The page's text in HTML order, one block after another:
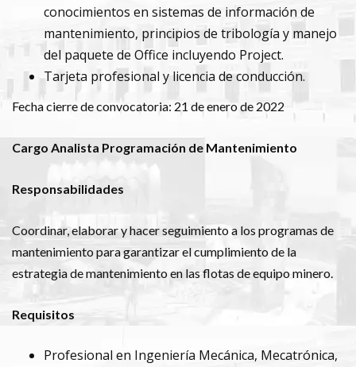
conocimientos en sistemas de información de
mantenimiento, principios de tribología y manejo
del paquete de Office incluyendo Project.
Tarjeta profesional y licencia de conducción.
Fecha cierre de convocatoria: 21 de enero de 2022
Cargo Analista Programación de Mantenimiento
Responsabilidades
Coordinar, elaborar y hacer seguimiento a los programas de
mantenimiento para garantizar el cumplimiento de la
estrategia de mantenimiento en las flotas de equipo minero.
Requisitos
Profesional en Ingeniería Mecánica, Mecatrónica,